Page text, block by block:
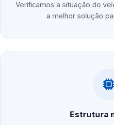
Verificamos a situação do
a melhor solução
Estrutura